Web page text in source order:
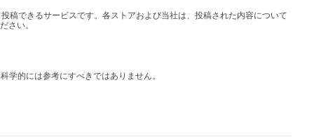
稿できるサービスです。各ストアおよび当社は、投稿された内容について
さい。
学的には参考にすべきではありません。